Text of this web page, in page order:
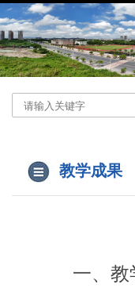
教学成果
一、